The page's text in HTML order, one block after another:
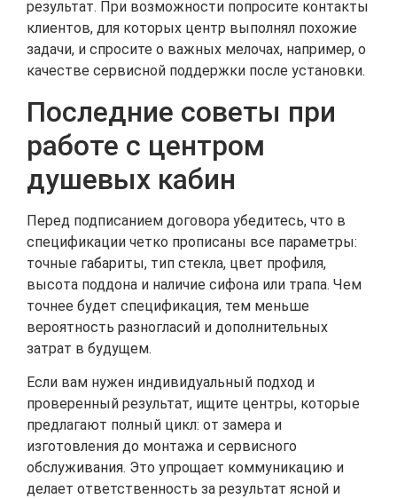
результат. При возможности попросите контакты
клиентов, для которых центр выполнял похожие
задачи, и спросите о важных мелочах, например, о
качестве сервисной поддержки после установки.
Последние советы при
работе с центром
душевых кабин
Перед подписанием договора убедитесь, что в
спецификации четко прописаны все параметры:
точные габариты, тип стекла, цвет профиля,
высота поддона и наличие сифона или трапа. Чем
точнее будет спецификация, тем меньше
вероятность разногласий и дополнительных
затрат в будущем.
Если вам нужен индивидуальный подход и
проверенный результат, ищите центры, которые
предлагают полный цикл: от замера и
изготовления до монтажа и сервисного
обслуживания. Это упрощает коммуникацию и
делает ответственность за результат ясной и